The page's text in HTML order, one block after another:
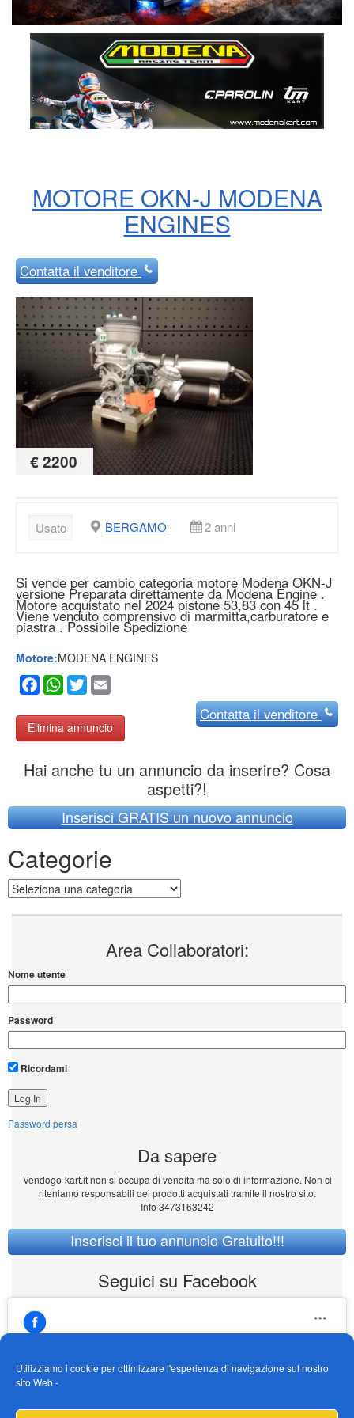
Utilizziamo i cookie per ottimizzare l'esperienza di navigazione sul nostro
sito Web -
MOTORE OKN-J MODENA
ENGINES
Contattail venditore
€ 2200
Usato BERGAMO 2 anni
Si vende per cambio categoria motore Modena OKN-J
versione Preparata direttamente da Modena Engine .
Motore acquistato nel 2024 pistone 53,83 con 45 lt .
Viene venduto comprensivo di marmitta,carburatore e
piastra . Possibile Spedizione
Motore:MODENA ENGINES
Facebook
WhatsApp
Twitter
Elimina annuncio
Contattail venditore
Hai anche tu un annuncio da inserire? Cosa
aspetti?!
Inserisci GRATIS un nuovo annuncio
Categorie
Categorie
Area Collaboratori:
Nome utente
Password
Ricordami
Password persa
Da sapere
Vendogo-kart.it non si occupa di vendita ma solo di informazione. Non ci
riteniamo responsabili dei prodotti acquistati tramite il nostro sito.
Info 3473163242
Inserisci il tuo annuncio Gratuito!!!
Seguici su Facebook
https://www.facebook.com/Vendogokartit/
Fai clic per accettare i cookie marketing e